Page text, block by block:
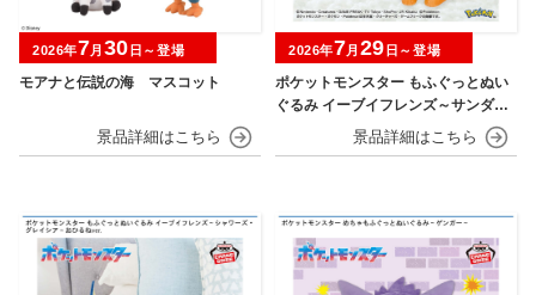
モアナと伝説の海 マスコット
2026年7月 30 日～登場
ポケットモンスター もふぐっとぬい
ぐるみ イーブイフレンズ～サンダー
ス・ブースター～おひるねver.
2026年7月 29 日～登場